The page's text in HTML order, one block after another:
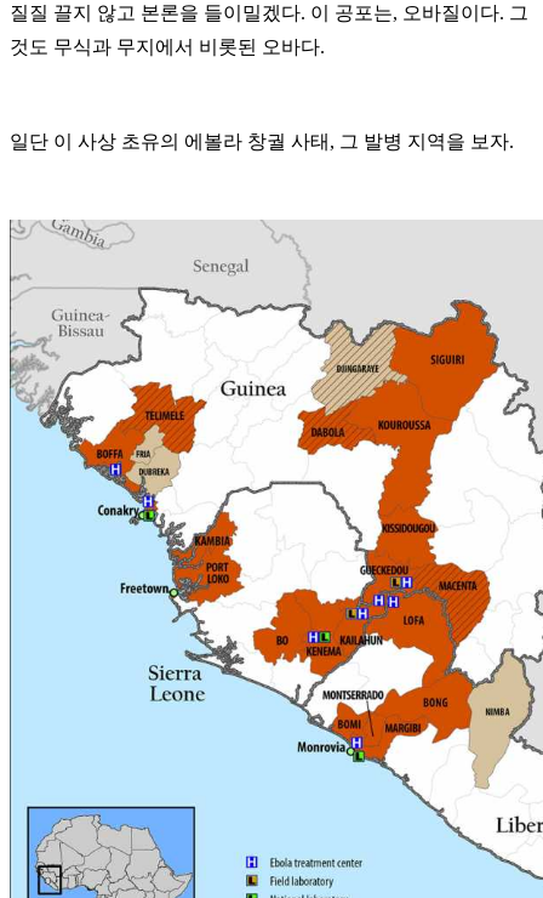
질질 끌지 않고 본론을 들이밀겠다. 이 공포는, 오바질이다. 그
것도 무식과 무지에서 비롯된 오바다.
일단 이 사상 초유의 에볼라 창궐 사태, 그 발병 지역을 보자.